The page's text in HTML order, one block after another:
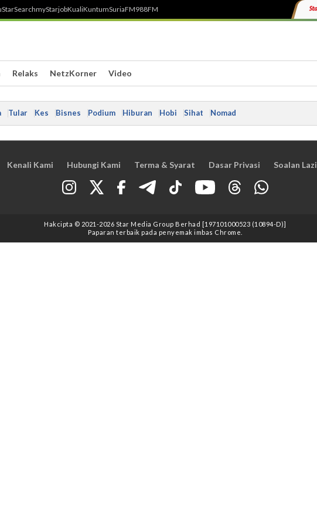
StarSearchmyStarjobKualiKuntumSuriaFM988FM
Relaks NetzKorner Video
Tular Kes Bisnes Podium Hiburan Hobi Sihat Nomad
Kenali Kami Hubungi Kami Terma & Syarat Dasar Privasi Soalan
Hakcipta © 2021 -2026 Star Media Group Berhad [197101000523 (10894-D)]
Paparan terbaik pada penyemak imbas Chrome.